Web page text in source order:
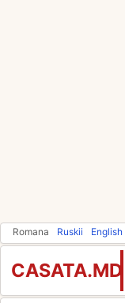
Romana Ruskii English
CASATA.MD